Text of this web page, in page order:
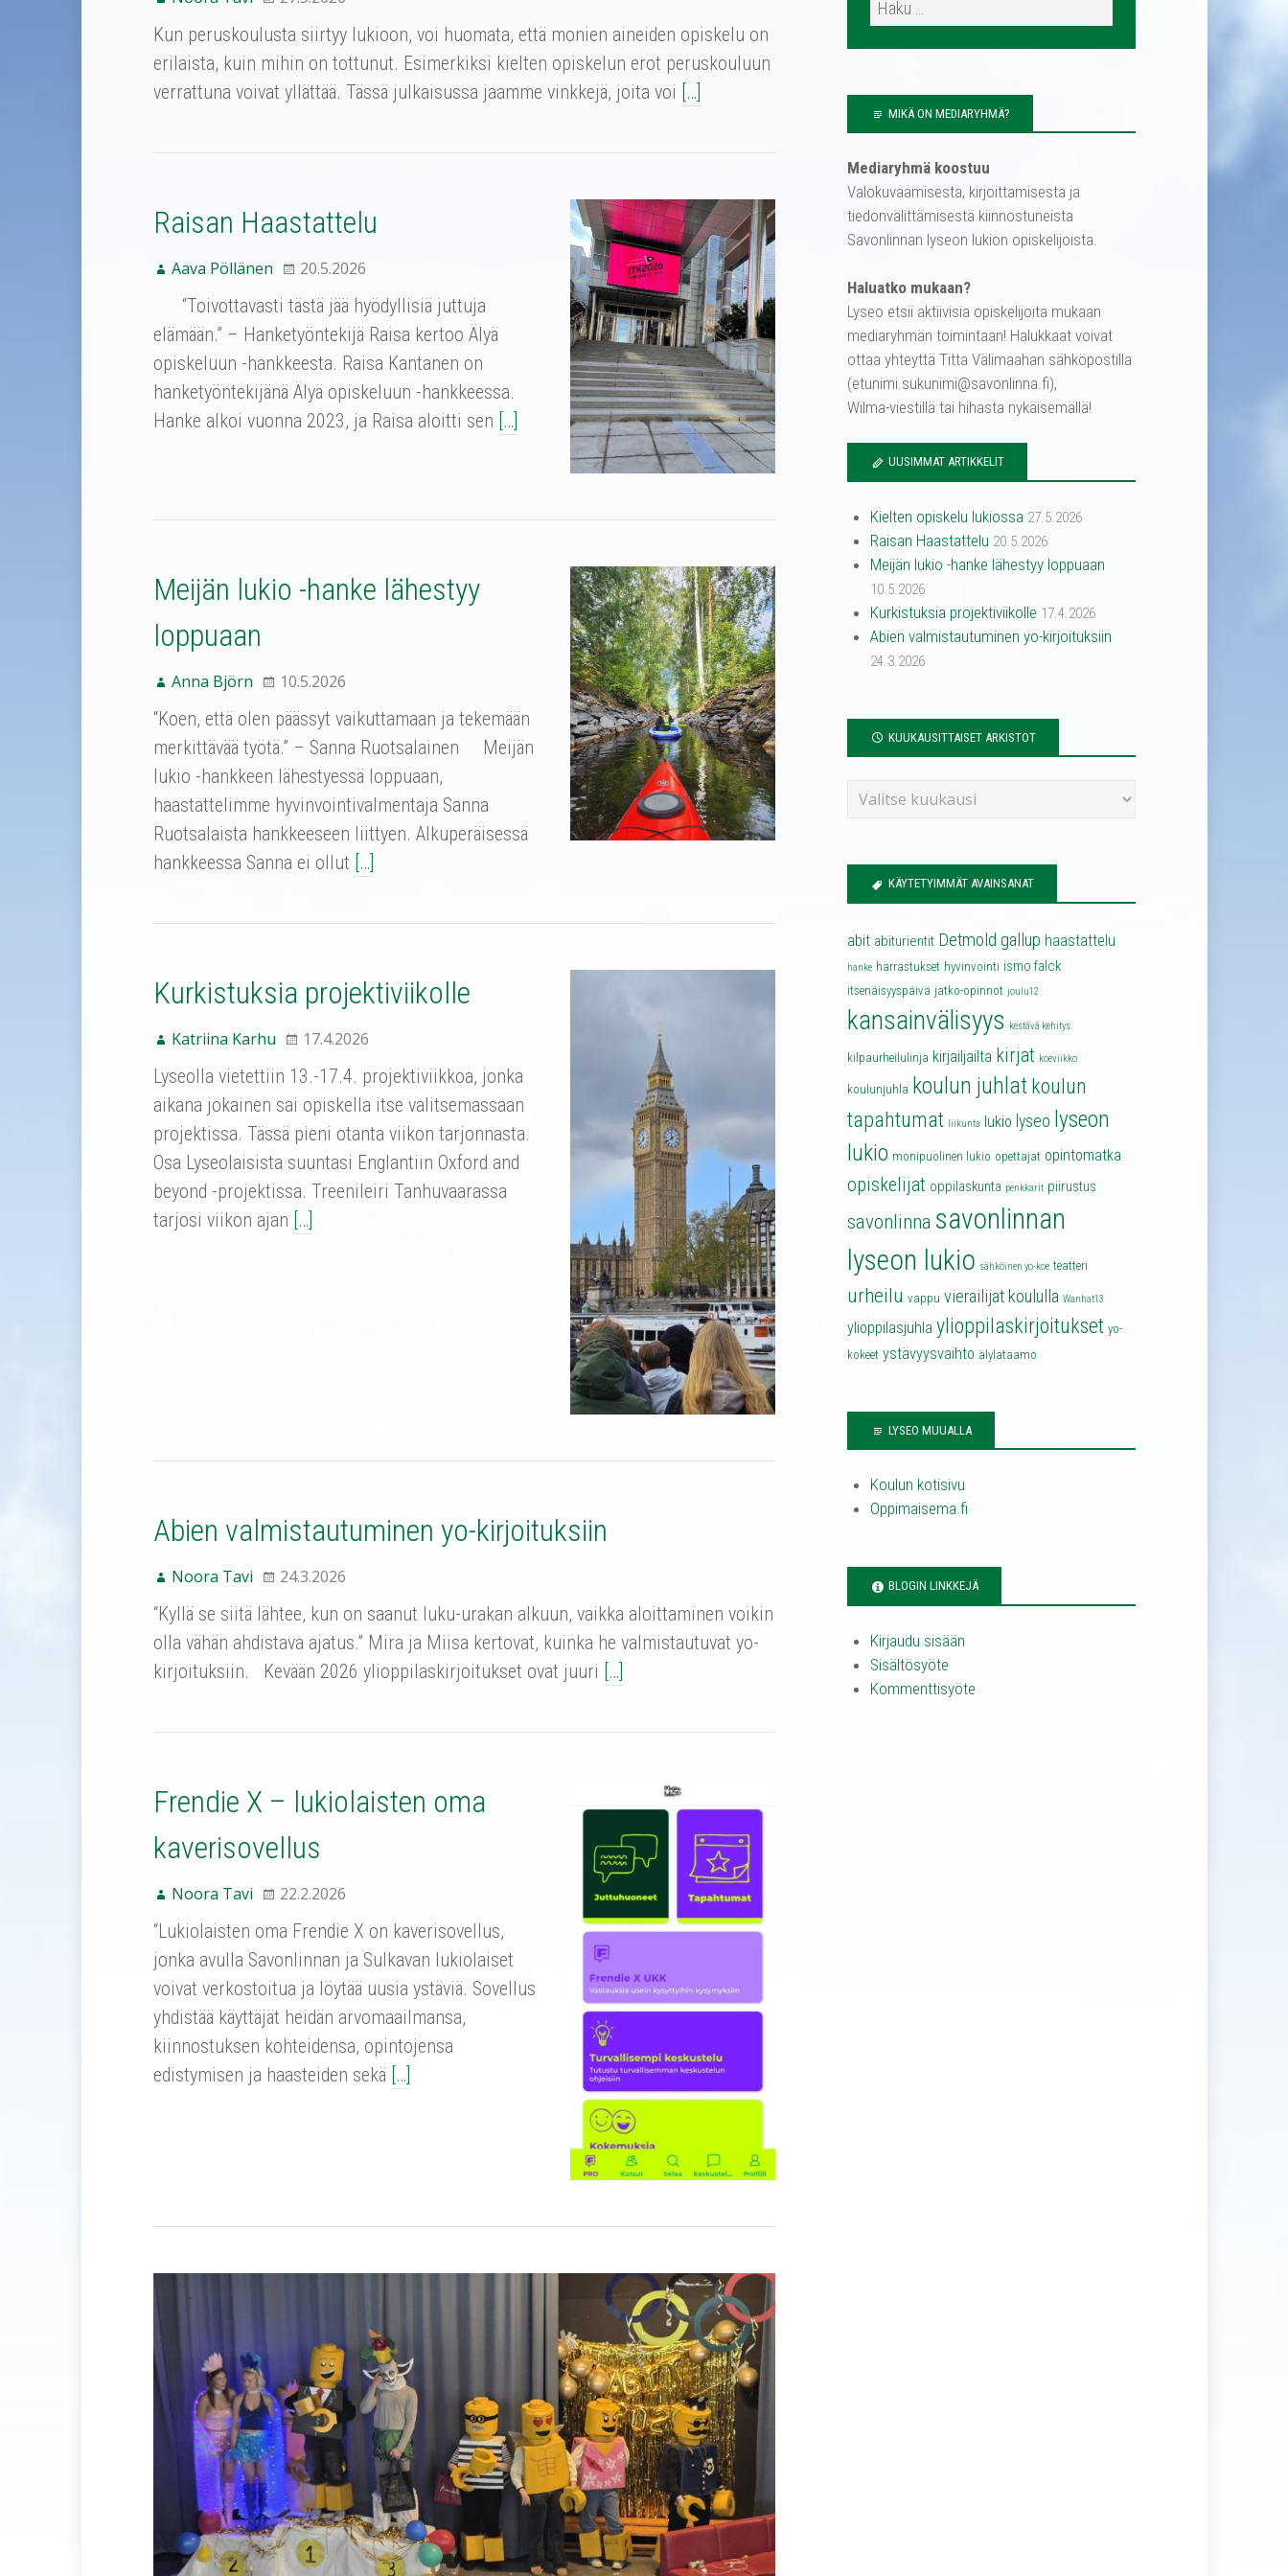
Kun peruskoulusta siirtyy lukioon, voi huomata, että monien aineiden opiskelu on
erilaista, kuin mihin on tottunut. Esimerkiksi kielten opiskelun erot peruskouluun
verrattuna voivat yllättää. Tässä julkaisussa jaamme vinkkejä, joita voi […]
Raisan Haastattelu
Aava Pöllänen 20.5.2026
“Toivottavasti tästä jää hyödyllisiä juttuja
elämään.” – Hanketyöntekijä Raisa kertoo Älyä
opiskeluun -hankkeesta. Raisa Kantanen on
hanketyöntekijänä Älyä opiskeluun -hankkeessa.
Hanke alkoi vuonna 2023, ja Raisa aloitti sen […]
Meijän lukio -hanke lähestyy
loppuaan
Anna Björn 10.5.2026
“Koen, että olen päässyt vaikuttamaan ja tekemään
merkittävää työtä.” – Sanna Ruotsalainen Meijän
lukio -hankkeen lähestyessä loppuaan,
haastattelimme hyvinvointivalmentaja Sanna
Ruotsalaista hankkeeseen liittyen. Alkuperäisessä
hankkeessa Sanna ei ollut […]
Kurkistuksia projektiviikolle
Katriina Karhu 17.4.2026
Lyseolla vietettiin 13.-17.4. projektiviikkoa, jonka
aikana jokainen sai opiskella itse valitsemassaan
projektissa. Tässä pieni otanta viikon tarjonnasta.
Osa Lyseolaisista suuntasi Englantiin Oxford and
beyond -projektissa. Treenileiri Tanhuvaarassa
tarjosi viikon ajan […]
Abien valmistautuminen yo-kirjoituksiin
Noora Tavi 24.3.2026
“Kyllä se siitä lähtee, kun on saanut luku-urakan alkuun, vaikka aloittaminen voikin
olla vähän ahdistava ajatus.” Mira ja Miisa kertovat, kuinka he valmistautuvat yo-
kirjoituksiin. Kevään 2026 ylioppilaskirjoitukset ovat juuri […]
Frendie X – lukiolaisten oma
kaverisovellus
Noora Tavi 22.2.2026
“Lukiolaisten oma Frendie X on kaverisovellus,
jonka avulla Savonlinnan ja Sulkavan lukiolaiset
voivat verkostoitua ja löytää uusia ystäviä. Sovellus
yhdistää käyttäjät heidän arvomaailmansa,
kiinnostuksen kohteidensa, opintojensa
edistymisen ja haasteiden sekä […]
MIKÄ ON MEDIARYHMÄ?
Mediaryhmä koostuu
Valokuvaamisesta, kirjoittamisesta ja
tiedonvälittämisestä kiinnostuneista
Savonlinnan lyseon lukion opiskelijoista.
Haluatko mukaan?
Lyseo etsii aktiivisia opiskelijoita mukaan
mediaryhmän toimintaan! Halukkaat voivat
ottaa yhteyttä Titta Välimaahan sähköpostilla
(etunimi.sukunimi@savonlinna.fi),
Wilma-viestillä tai hihasta nykäisemällä!
UUSIMMAT ARTIKKELIT
Kielten opiskelu lukiossa 27.5.2026
Raisan Haastattelu 20.5.2026
Meijän lukio -hanke lähestyy loppuaan
10.5.2026
Kurkistuksia projektiviikolle 17.4.2026
Abien valmistautuminen yo-kirjoituksiin
24.3.2026
KUUKAUSITTAISET ARKISTOT
KÄYTETYIMMÄT AVAINSANAT
abit abiturientit Detmold gallup haastattelu
hanke harrastukset hyvinvointi ismo falck
itsenäisyyspäivä jatko-opinnot joulu12
kansainvälisyys kestävä kehitys
kilpaurheilulinja kirjailjailta kirjat koeviikko
koulunjuhla koulun juhlat koulun
tapahtumat liikunta lukio lyseo lyseon
lukio monipuolinen lukio opettajat opintomatka
opiskelijat oppilaskunta penkkarit piirustus
savonlinna savonlinnan
lyseon lukio sähköinen yo-koe teatteri
urheilu vappu vierailijat koululla Wanhat13
ylioppilasjuhla ylioppilaskirjoitukset yo-
kokeet ystävyysvaihto älylataamo
LYSEO MUUALLA
Koulun kotisivu
Oppimaisema.fi
BLOGIN LINKKEJÄ
Kirjaudu sisään
Sisältösyöte
Kommenttisyöte